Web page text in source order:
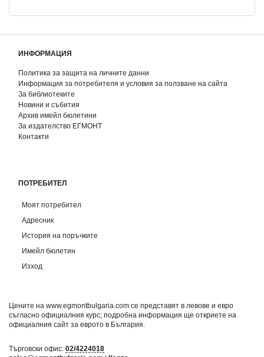
ИНФОРМАЦИЯ
Политика за защита на личните данни
Информация за потребителя и условия за ползване на сайта
За библиотеките
Новини и събития
Архив имейл бюлетини
За издателство ЕГМОНТ
Контакти
ПОТРЕБИТЕЛ
Моят потребител
Адресник
История на поръчките
Имейл бюлетин
Изход
Цените на www.egmontbulgaria.com се представят в левове и евро
съгласно официалния курс; подробна информация ще откриете на
официалния сайт за еврото в България
Търговски офис: 02/4224018